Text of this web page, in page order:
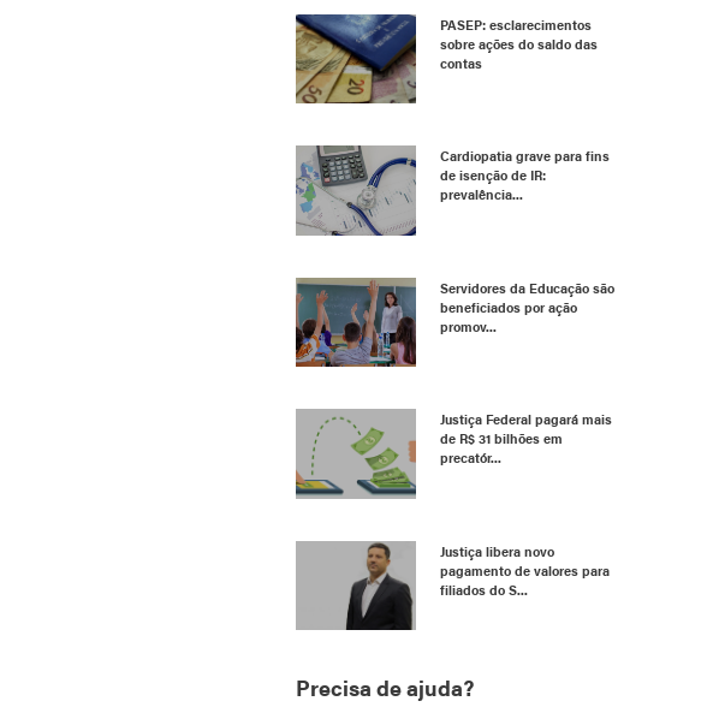
PASEP: esclarecimentos
sobre ações do saldo das
contas
Cardiopatia grave para fins
de isenção de IR:
prevalência...
Servidores da Educação são
beneficiados por ação
promov...
Justiça Federal pagará mais
de R$ 31 bilhões em
precatór...
Justiça libera novo
pagamento de valores para
filiados do S...
Precisa de ajuda?